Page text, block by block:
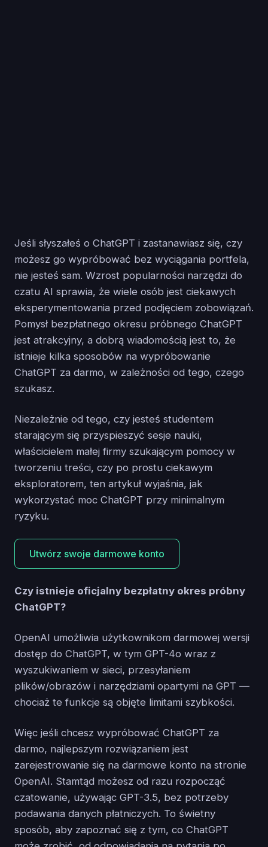
Jeśli słyszałeś o ChatGPT i zastanawiasz się, czy
możesz go wypróbować bez wyciągania portfela,
nie jesteś sam. Wzrost popularności narzędzi do
czatu AI sprawia, że wiele osób jest ciekawych
eksperymentowania przed podjęciem zobowiązań.
Pomysł bezpłatnego okresu próbnego ChatGPT
jest atrakcyjny, a dobrą wiadomością jest to, że
istnieje kilka sposobów na wypróbowanie
ChatGPT za darmo, w zależności od tego, czego
szukasz.
Niezależnie od tego, czy jesteś studentem
starającym się przyspieszyć sesje nauki,
właścicielem małej firmy szukającym pomocy w
tworzeniu treści, czy po prostu ciekawym
eksploratorem, ten artykuł wyjaśnia, jak
wykorzystać moc ChatGPT przy minimalnym
ryzyku.
Utwórz swoje darmowe konto
Czy istnieje oficjalny bezpłatny okres próbny
ChatGPT?
OpenAI umożliwia użytkownikom darmowej wersji
dostęp do ChatGPT, w tym GPT-4o wraz z
wyszukiwaniem w sieci, przesyłaniem
plików/obrazów i narzędziami opartymi na GPT —
chociaż te funkcje są objęte limitami szybkości.
Więc jeśli chcesz wypróbować ChatGPT za
darmo, najlepszym rozwiązaniem jest
zarejestrowanie się na darmowe konto na stronie
OpenAI. Stamtąd możesz od razu rozpocząć
czatowanie, używając GPT-3.5, bez potrzeby
podawania danych płatniczych. To świetny
sposób, aby zapoznać się z tym, co ChatGPT